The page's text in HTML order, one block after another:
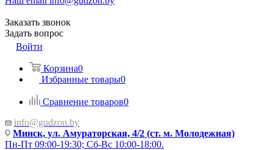
Заказать звонок
Задать вопрос
Войти
Корзина0
Избранные товары0
Сравнение товаров0
info@gudzon.by
Минск, ул. Амураторская, 4/2 (ст. м. Молодежная)
Пн-Пт 09:00-19:30; Сб-Вс 10:00-18:00.